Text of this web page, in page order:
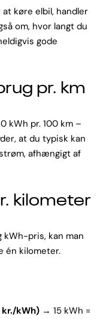
køre elbil, handler
om, hvor langt du
gode
pr. km
kWh pr. 100 km –
at du typisk kan
afhængigt af
kilometer
kWh-pris, kan man
én kilometer.
kWh) → 15 kWh =